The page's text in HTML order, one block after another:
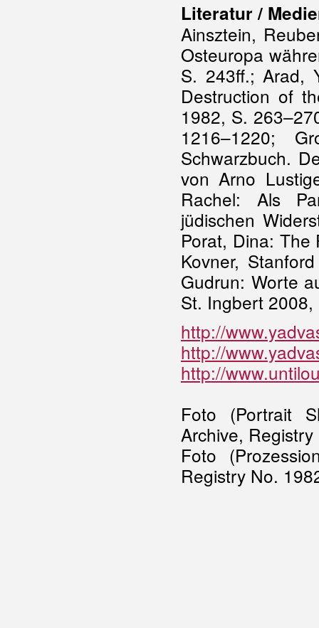
Literatur /
Ainsztein,
Osteuropa
S. 243ff.; Arad,
Destruction of
1982, S.
1216–1220;
Schwarzbuch.
von Arno
Rachel: Als
jüdischen
Porat, Dina:
Kovner,
Gudrun: Worte
St. Ingbert
http://
http://
http://
Foto (Portrait
Archive,
Foto
Registry No.